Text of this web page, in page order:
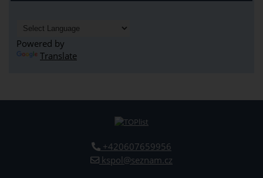
Powered by
Translate
+420607659956
kspol@seznam.cz